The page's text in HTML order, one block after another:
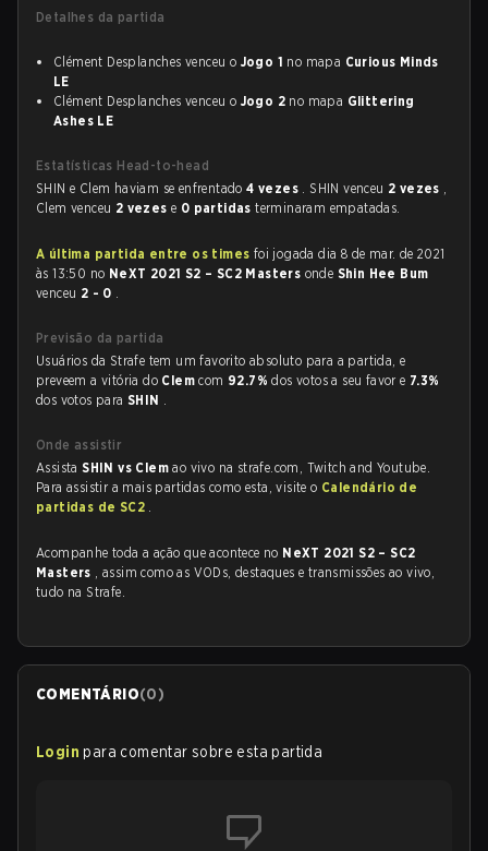
Detalhes da partida
Clément Desplanches venceu o Jogo 1 no mapa Curious Minds
LE
Clément Desplanches venceu o Jogo 2 no mapa Glittering
Ashes LE
Estatísticas Head-to-head
SHIN e Clem haviam se enfrentado4 vezes . SHIN venceu 2 vezes ,
Clem venceu 2 vezese 0 partidasterminaram empatadas.
A última partida entre os times foi jogada dia 8 de mar. de 2021
às 13:50 no NeXT 2021 S2 – SC2 Masters onde Shin Hee Bum
venceu 2 - 0 .
Previsão da partida
Usuários da Strafe tem um favorito absoluto para a partida, e
preveem a vitória do Clemcom 92.7%dos votos a seu favor e 7.3%
dos votos para SHIN .
Onde assistir
AssistaSHIN vs Clemao vivo na strafe.com, Twitch and Youtube.
Para assistir a mais partidas como esta, visite o Calendário de
partidas de SC2 .
Acompanhe toda a ação que acontece no NeXT 2021 S2 – SC2
Masters , assim como as VODs, destaques e transmissões ao vivo,
tudo na Strafe.
COMENTÁRIO(0)
Login para comentar sobre esta partida